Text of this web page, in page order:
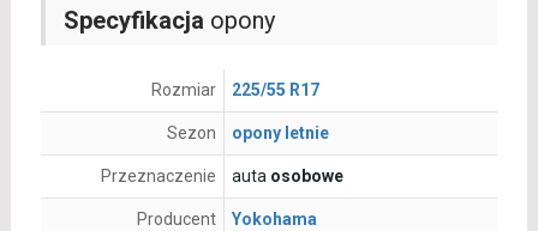
Specyfikacja opony
Rozmiar 225/55 R17
Sezon opony letnie
Przeznaczenie auta osobowe
Producent Yokohama